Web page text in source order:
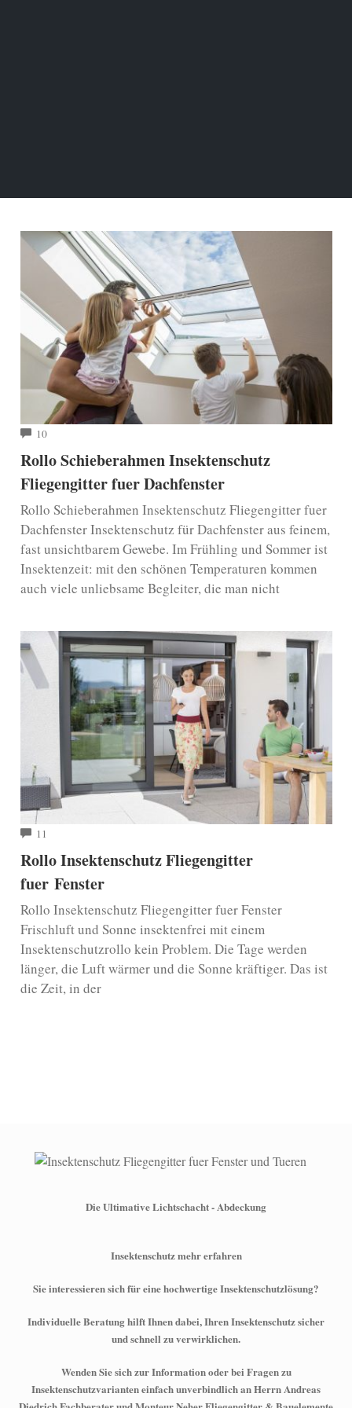
10COMMENTS
Rollo Schieberahmen Insektenschutz
Fliegengitter fuer Dachfenster
Rollo Schieberahmen Insektenschutz Fliegengitter fuer
Dachfenster Insektenschutz für Dachfenster aus feinem,
fast unsichtbarem Gewebe. Im Frühling und Sommer ist
Insektenzeit: mit den schönen Temperaturen kommen
auch viele unliebsame Begleiter, die man nicht
11
Rollo Insektenschutz Fliegengitter
fuer Fenster
Rollo Insektenschutz Fliegengitter fuer Fenster
Frischluft und Sonne insektenfrei mit einem
Insektenschutzrollo kein Problem. Die Tage werden
länger, die Luft wärmer und die Sonne kräftiger. Das ist
die Zeit, in der
Die Ultimative Lichtschacht - Abdeckung
Insektenschutz mehr erfahren
Sie interessieren sich für eine hochwertige Insektenschutzlösung?
Individuelle Beratung hilft Ihnen dabei, Ihren Insektenschutz sicher
und schnell zu verwirklichen.
Wenden Sie sich zur Information oder bei Fragen zu
Insektenschutzvarianten einfach unverbindlich an Herrn Andreas